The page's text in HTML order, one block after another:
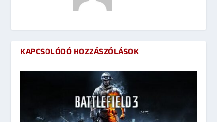
KAPCSOLÓDÓ HOZZÁSZÓLÁSOK